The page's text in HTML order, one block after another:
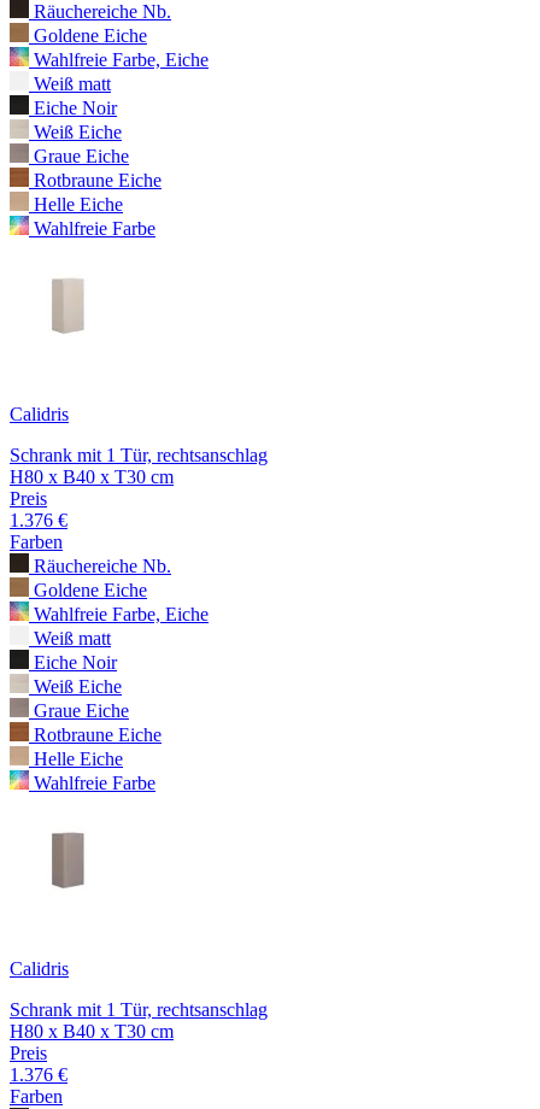
Räuchereiche Nb.
Goldene Eiche
Wahlfreie Farbe, Eiche
Weiß matt
Eiche Noir
Weiß Eiche
Graue Eiche
Rotbraune Eiche
Helle Eiche
Wahlfreie Farbe
Calidris
Schrank mit 1 Tür, rechtsanschlag
H80 x B40 x T30 cm
Preis
1.376 €
Farben
Räuchereiche Nb.
Goldene Eiche
Wahlfreie Farbe, Eiche
Weiß matt
Eiche Noir
Weiß Eiche
Graue Eiche
Rotbraune Eiche
Helle Eiche
Wahlfreie Farbe
Calidris
Schrank mit 1 Tür, rechtsanschlag
H80 x B40 x T30 cm
Preis
1.376 €
Farben